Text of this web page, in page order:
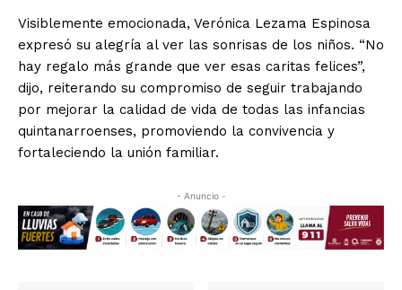
Visiblemente emocionada, Verónica Lezama Espinosa
expresó su alegría al ver las sonrisas de los niños. “No
hay regalo más grande que ver esas caritas felices”,
dijo, reiterando su compromiso de seguir trabajando
por mejorar la calidad de vida de todas las infancias
quintanarroenses, promoviendo la convivencia y
fortaleciendo la unión familiar.
- Anuncio -